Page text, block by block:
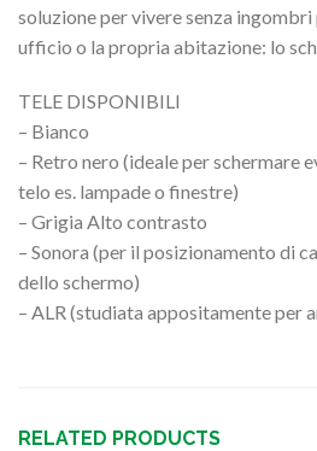
soluzione per vivere senza
ufficio o la propria abitazione: lo
TELE DISPONIBILI
– Bianco
– Retro nero (ideale per schermare
telo es. lampade o finestre)
– Grigia Alto contrasto
– Sonora (per il posizionamento di
dello schermo)
– ALR (studiata appositamente per
RELATED PRODUCTS